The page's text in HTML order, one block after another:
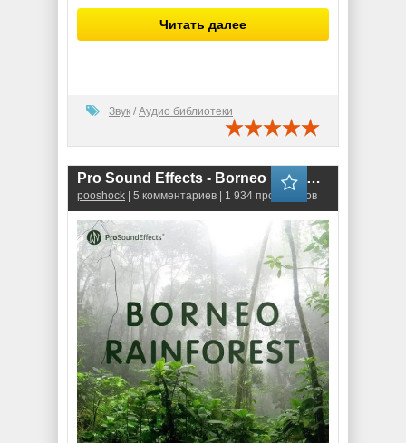
Читать далее
Звук / Аудио библиотеки
Pro Sound Effects - Borneo Rainforest (WAV)
pooshock | 5 комментариев | 1 934 просмотров